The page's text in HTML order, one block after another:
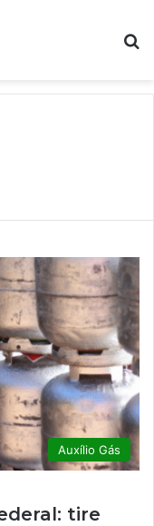
Auxílio Gás
tire